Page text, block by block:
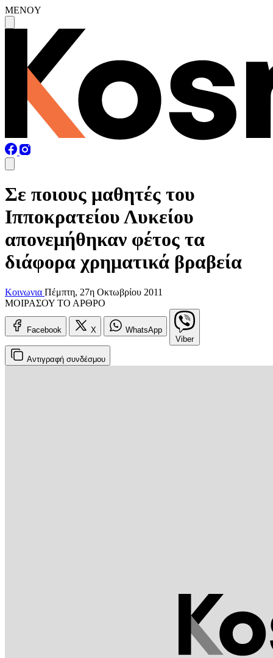
MENOY
Σε ποιους μαθητές του
Ιπποκρατείου Λυκείου
απονεμήθηκαν φέτος τα
διάφορα χρηματικά βραβεία
Κοινωνια Πέμπτη, 27η Οκτωβρίου 2011
ΜΟΙΡΑΣΟΥ ΤΟ ΑΡΘΡΟ
Facebook X
WhatsApp
Viber
Αντιγραφή συνδέσμου